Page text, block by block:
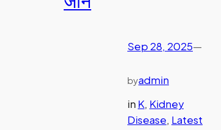
Sep 28, 2025—
byadmin
in K, Kidney
Disease, Latest